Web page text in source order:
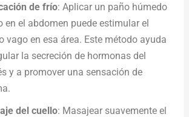
de frío: Aplicar un paño húmedo
en el abdomen puede estimular el
vago en esa área. Este método ayuda
la secreción de hormonas del
y a promover una sensación de
del cuello: Masajear suavemente el